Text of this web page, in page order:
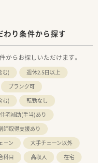
わり条件から探す
からお探しいただけます。
む)
週休2.5日以上
ブランク可
む)
転勤なし
住宅補助(手当)あり
師取得支援あり
ーン
大手チェーン以外
科目 高収入 在宅